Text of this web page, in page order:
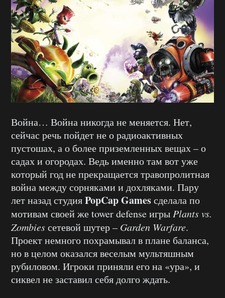
Война… Война никогда не меняется. Нет,
сейчас речь пойдет не о радиоактивных
пустошах, а о более приземленных вещах – о
садах и огородах. Ведь именно там вот уже
который год не прекращается травопролитная
война между сорняками и дохляками. Пару
лет назад студияPopCap Gamesсделала по
мотивам своей же tower defense игрыPlants vs.
Zombiesсетевой шутер – Garden Warfare.
Проект немного похрамывал в плане баланса,
но в целом оказался веселым мультяшным
рубиловом. Игроки приняли его на «ура», и
сиквел не заставил себя долго ждать.